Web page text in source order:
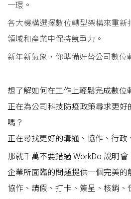
一環。
各大機構選擇數位轉型架構來重新
領域和產業中保持競爭力。
新年新氣象，你準備好替公司數位
想了解如何在工作上輕鬆完成數位
正在為公司科技防疫政策尋求更
嗎？
正在尋找更好的溝通、協作、行政
那就千萬不要錯過 WorkDo 說明
企業所面臨的問題提供一個完美的
協作、請假、打卡、簽呈、核銷